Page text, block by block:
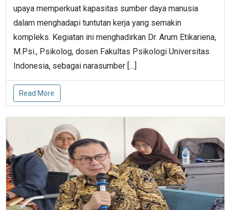
upaya memperkuat kapasitas sumber daya manusia
dalam menghadapi tuntutan kerja yang semakin
kompleks. Kegiatan ini menghadirkan Dr. Arum Etikariena,
M.Psi., Psikolog, dosen Fakultas Psikologi Universitas
Indonesia, sebagai narasumber […]
Read More